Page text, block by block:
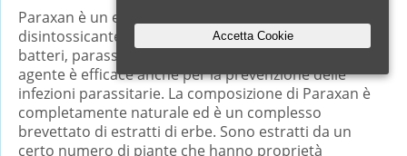
Paraxan è un efficace integratore alimentare
disintossicante che elimina con successo tutti i tipi di
batteri, parassiti e tossine nel corpo. L’innovativo bio-
agente è efficace anche per la prevenzione delle
infezioni parassitarie. La composizione di Paraxan è
completamente naturale ed è un complesso
brevettato di estratti di erbe. Sono estratti da un
certo numero di piante che hanno proprietà
Accetta Cookie